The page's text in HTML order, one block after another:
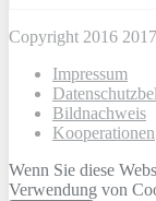
Copyright 2016
Impressum
Bildnachweis
Kooperationen
Wenn Sie diese
Verwendung von